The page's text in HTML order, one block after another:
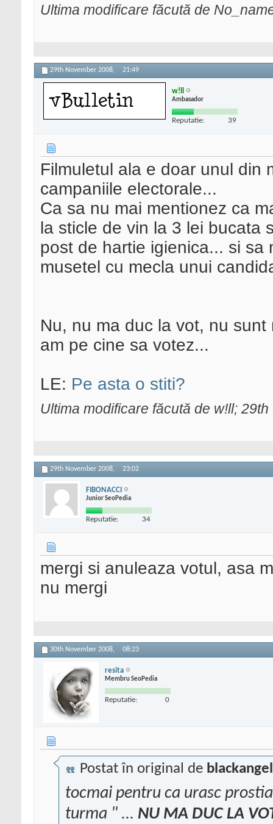
Ultima modificare făcută de
29th November 2008, 21:49
w!ll
Ambasador
Reputatie: 39
Filmuletul ala e doar unul din
campaniile electorale...
Ca sa nu mai mentionez ca
la sticle de vin la 3 lei bucata
post de hartie igienica... si
musetel cu mecla unui
Nu, nu ma duc la vot, nu
am pe cine sa votez...
LE: Pe asta o stiti?
Ultima modificare făcută de w!ll;
29th November 2008, 23:02
FIBONACCI
Junior SeoPedia
Reputatie: 34
mergi si anuleaza votul, asa
nu mergi
30th November 2008, 08:23
resita
Membru SeoPedia
Reputatie: 0
Postat în original de
tocmai pentru ca urasc
turma " ... NU MA DUC LA